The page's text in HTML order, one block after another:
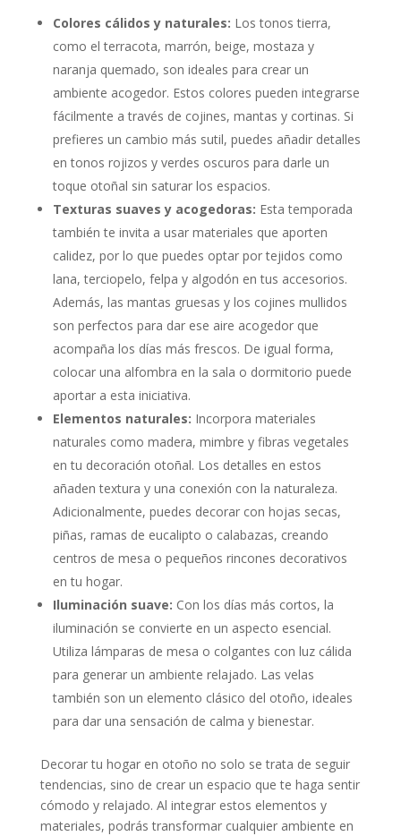
Colores cálidos y naturales: Los tonos tierra,
como el terracota, marrón, beige, mostaza y
naranja quemado, son ideales para crear un
ambiente acogedor. Estos colores pueden integrarse
fácilmente a través de cojines, mantas y cortinas. Si
prefieres un cambio más sutil, puedes añadir detalles
en tonos rojizos y verdes oscuros para darle un
toque otoñal sin saturar los espacios.
Texturas suaves y acogedoras: Esta temporada
también te invita a usar materiales que aporten
calidez, por lo que puedes optar por tejidos como
lana, terciopelo, felpa y algodón en tus accesorios.
Además, las mantas gruesas y los cojines mullidos
son perfectos para dar ese aire acogedor que
acompaña los días más frescos. De igual forma,
colocar una alfombra en la sala o dormitorio puede
aportar a esta iniciativa.
Elementos naturales: Incorpora materiales
naturales como madera, mimbre y fibras vegetales
en tu decoración otoñal. Los detalles en estos
añaden textura y una conexión con la naturaleza.
Adicionalmente, puedes decorar con hojas secas,
piñas, ramas de eucalipto o calabazas, creando
centros de mesa o pequeños rincones decorativos
en tu hogar.
Iluminación suave: Con los días más cortos, la
iluminación se convierte en un aspecto esencial.
Utiliza lámparas de mesa o colgantes con luz cálida
para generar un ambiente relajado. Las velas
también son un elemento clásico del otoño, ideales
para dar una sensación de calma y bienestar.
Decorar tu hogar en otoño no solo se trata de seguir
tendencias, sino de crear un espacio que te haga sentir
cómodo y relajado. Al integrar estos elementos y
materiales, podrás transformar cualquier ambiente en